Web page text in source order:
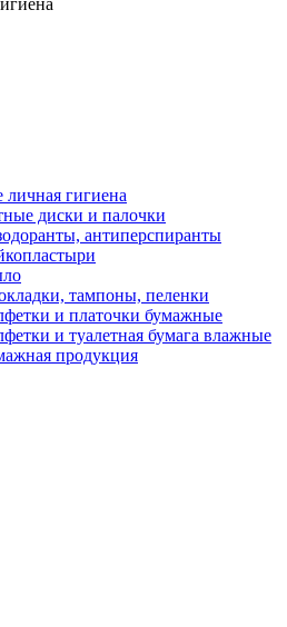
личная гигиена
диски и палочки
антиперспиранты
тампоны, пеленки
и платочки бумажные
и туалетная бумага влажные
продукция